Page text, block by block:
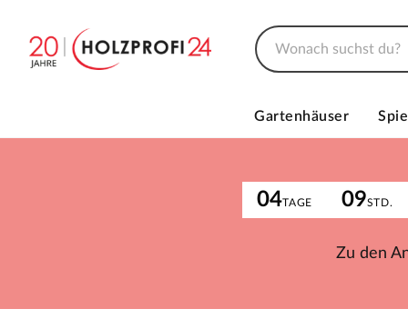
Gartenhäuser
04TAGE 09STD.
Zu den